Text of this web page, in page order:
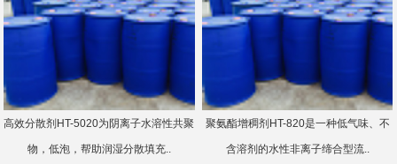
高效分散剂HT-5020为阴离子水溶性共聚
物，低泡，帮助润湿分散填充..
聚氨酯增稠剂HT-820是一种低气味、不
含溶剂的水性非离子缔合型流..